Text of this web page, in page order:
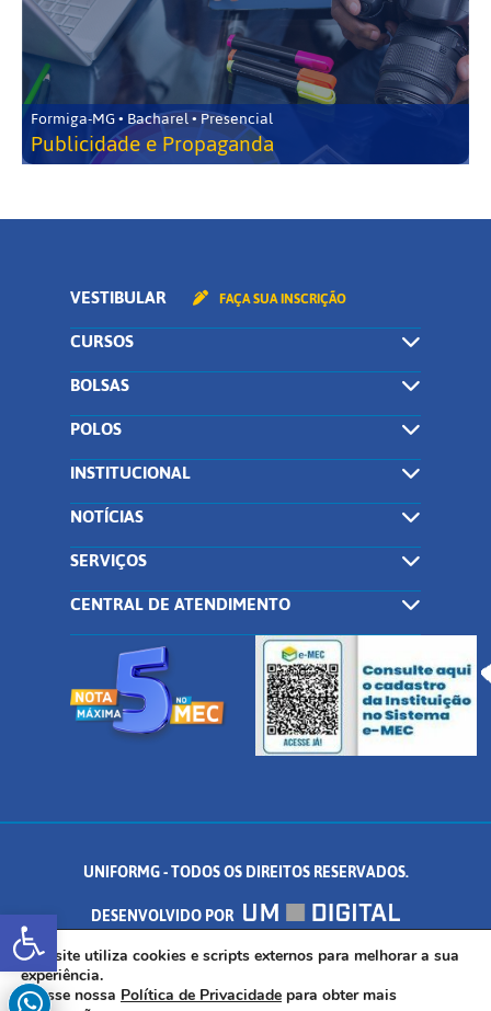
Abrir a barra de ferramentas
Formiga-MG • Bacharel • Presencial
Publicidade e Propaganda
VESTIBULAR FAÇA SUA INSCRIÇÃO
CURSOS
BOLSAS
POLOS
INSTITUCIONAL
NOTÍCIAS
SERVIÇOS
CENTRAL DE ATENDIMENTO
UNIFORMG - TODOS OS DIREITOS RESERVADOS.
DESENVOLVIDO POR
AV. DR. ARNALDO DE SENNA, 328 - PALMEIRAS, FORMIGA/MG - CEP:
35.574.530
Este site utiliza cookies e scripts externos para melhorar a sua
experiência.
Acesse nossa Política de Privacidade para obter mais